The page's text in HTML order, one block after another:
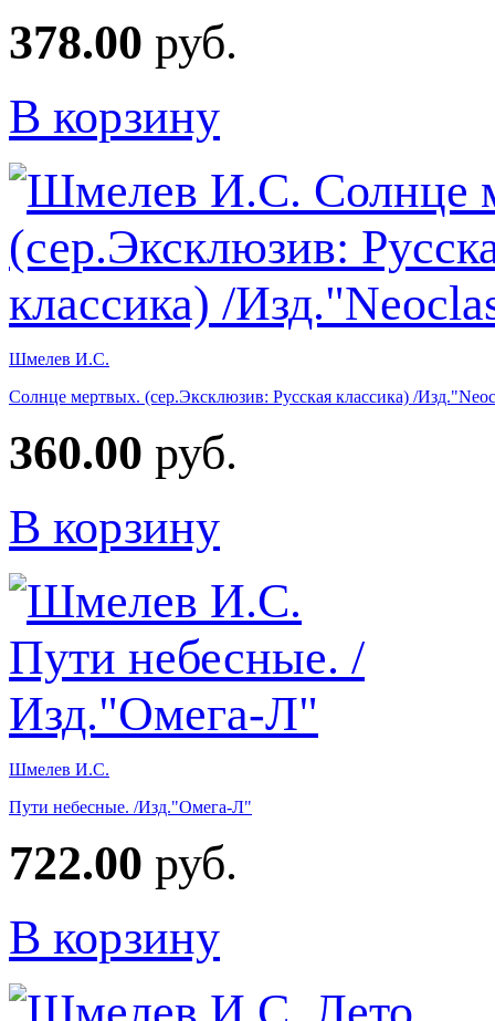
378.00 руб.
В корзину
Шмелев И.С.
Солнце мертвых. (сер.Эксклюзив: Русская классика) /
360.00 руб.
В корзину
Шмелев И.С.
Пути небесные. /Изд."Омега-Л"
722.00 руб.
В корзину